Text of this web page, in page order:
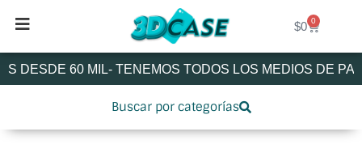
$0 0
Cart
DESDE 60 MIL- TENEMOS TODOS LOS MEDIOS DE
Buscar por categorías